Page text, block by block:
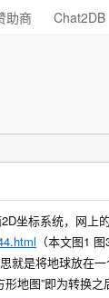
助商 Chat2DB
坐标系统，网上
（本文图1
就是将地球放在
地图”即为转换